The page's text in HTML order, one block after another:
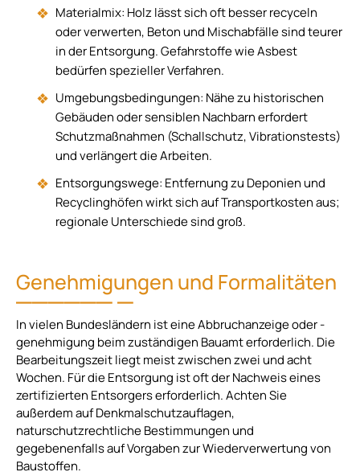
Materialmix: Holz lässt sich oft besser recyceln
oder verwerten, Beton und Mischabfälle sind teurer
in der Entsorgung. Gefahrstoffe wie Asbest
bedürfen spezieller Verfahren.
Umgebungsbedingungen: Nähe zu historischen
Gebäuden oder sensiblen Nachbarn erfordert
Schutzmaßnahmen (Schallschutz, Vibrationstests)
und verlängert die Arbeiten.
Entsorgungswege: Entfernung zu Deponien und
Recyclinghöfen wirkt sich auf Transportkosten aus;
regionale Unterschiede sind groß.
Genehmigungen und Formalitäten
In vielen Bundesländern ist eine Abbruchanzeige oder -
genehmigung beim zuständigen Bauamt erforderlich. Die
Bearbeitungszeit liegt meist zwischen zwei und acht
Wochen. Für die Entsorgung ist oft der Nachweis eines
zertifizierten Entsorgers erforderlich. Achten Sie
außerdem auf Denkmalschutzauflagen,
naturschutzrechtliche Bestimmungen und
gegebenenfalls auf Vorgaben zur Wiederverwertung von
Baustoffen.